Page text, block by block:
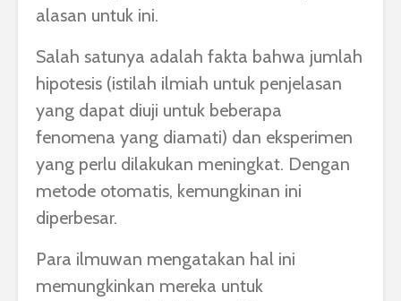
alasan untuk ini.
Salah satunya adalah fakta bahwa jumlah
hipotesis (istilah ilmiah untuk penjelasan
yang dapat diuji untuk beberapa
fenomena yang diamati) dan eksperimen
yang perlu dilakukan meningkat. Dengan
metode otomatis, kemungkinan ini
diperbesar.
Para ilmuwan mengatakan hal ini
memungkinkan mereka untuk